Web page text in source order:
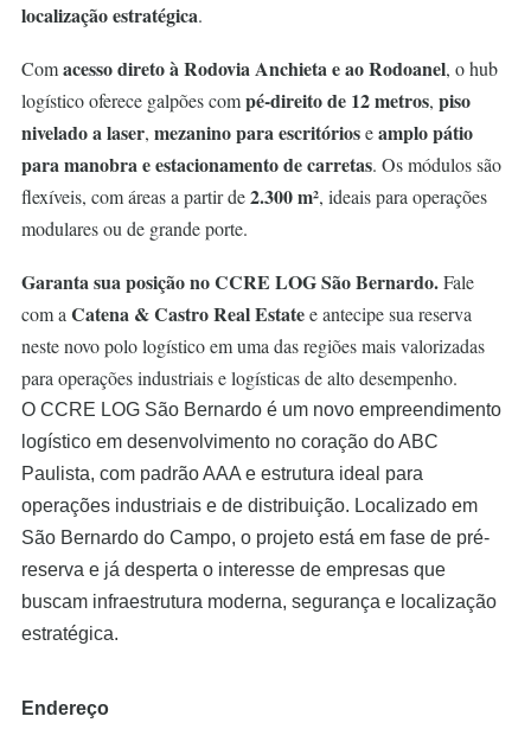
localização estratégica.
Comacesso direto à Rodovia Anchieta e ao Rodoanel, o hub
logístico oferece galpões compé-direito de 12 metros, piso
nivelado a laser, mezanino para escritórioseamplo pátio
para manobra e estacionamento de carretas. Os módulos são
flexíveis, com áreas a partir de2.300 m², ideais para operações
modulares ou de grande porte.
Garanta sua posição no CCRE LOG São Bernardo.Fale
com a Catena & Castro Real Estatee antecipe sua reserva
neste novo polo logístico em uma das regiões mais valorizadas
para operações industriais e logísticas de alto desempenho.
O CCRE LOG São Bernardo é um novo empreendimento
logístico em desenvolvimento no coração do ABC
Paulista, com padrão AAA e estrutura ideal para
operações industriais e de distribuição. Localizado em
São Bernardo do Campo, o projeto está em fase de pré-
reserva e já desperta o interesse de empresas que
buscam infraestrutura moderna, segurança e localização
estratégica.
Endereço